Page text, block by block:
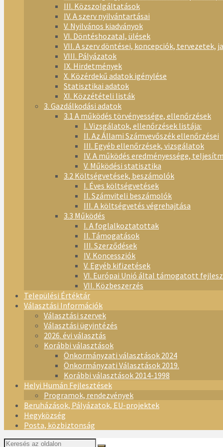
III. Közszolgáltatások
IV. A szerv nyilvántartásai
V. Nyilvános kiadványok
VI. Döntéshozatal, ülések
VII. A szerv döntései, koncepciók, tervezetek,
VIII. Pályázatok
IX. Hirdetmények
X. Közérdekű adatok igénylése
Statisztikai adatok
XI. Közzétételi listák
3. Gazdálkodási adatok
3.1 A működés törvényessége, ellenőrzések
I. Vizsgálatok, ellenőrzések listája:
II. Az Állami Számvevőszék ellenőrzései
III. Egyéb ellenőrzések, vizsgálatok
IV. A működés eredményessége,
V. Működési statisztika
3.2 Költségvetések, beszámolók
I. Éves költségvetések
II. Számviteli beszámolók
III. A költségvetés végrehajtása
3.3 Működés
I. A foglalkoztatottak
II. Támogatások
III. Szerződések
IV. Koncessziók
V. Egyéb kifizetések
VI. Európai Unió által támogatott
VII. Közbeszerzés
Települési Értéktár
Választási Információk
Választási szervek
Választási ügyintézés
2026. évi választás
Korábbi választások
Önkormányzati választások 2024
Önkormányzati Választások 2019.
Korábbi választások 2014-1998
Helyi Humán Fejlesztések
Programok, rendezvények
Beruházások, Pályázatok, EU-projektek
Hegyközség
Posta, közbiztonság